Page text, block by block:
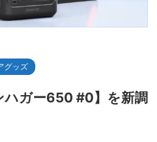
グッズ
ハガー650 #0】を新調